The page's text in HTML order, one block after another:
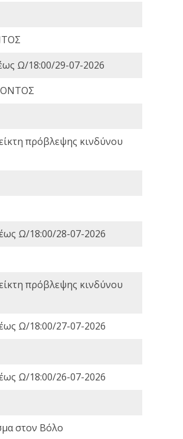
Ω/18:00/29-07-2026
πρόβλεψης κινδύνου
Ω/18:00/28-07-2026
πρόβλεψης κινδύνου
Ω/18:00/27-07-2026
Ω/18:00/26-07-2026
στον Βόλο